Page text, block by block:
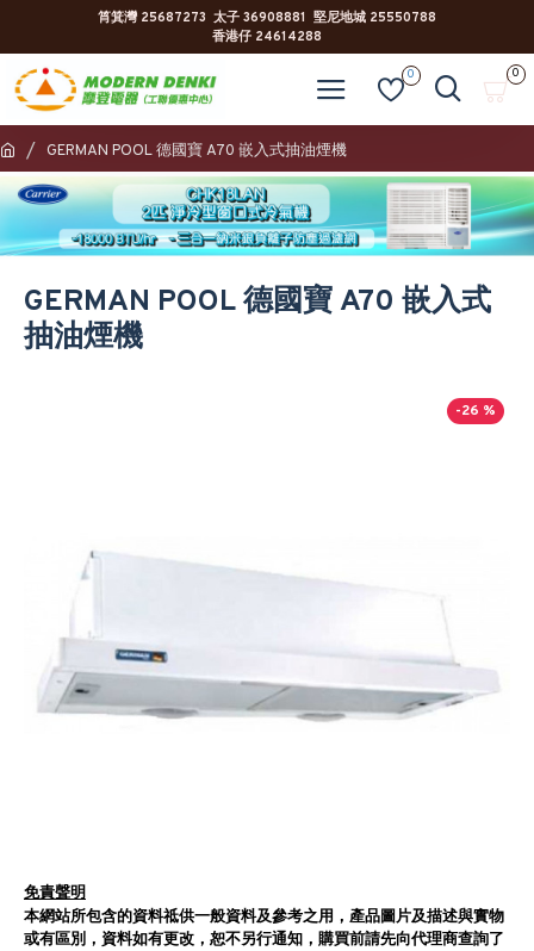
筲箕灣 25687273 太子 36908881 堅尼地城 25550788
香港仔 24614288
0 0
GERMAN POOL 德國寶 A70 嵌入式抽油煙機
GERMAN POOL 德國寶 A70 嵌入式
抽油煙機
-26 %
免責聲明
本網站所包含的資料祗供一般資料及參考之用，產品圖片及描述與實物
或有區別，資料如有更改，恕不另行通知，購買前請先向代理商查詢了